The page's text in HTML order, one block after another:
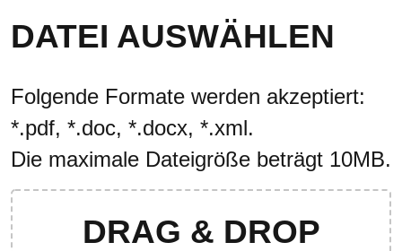
DATEI AUSWÄHLEN
Folgende Formate werden akzeptiert:
*.pdf, *.doc, *.docx, *.xml.
Die maximale Dateigröße beträgt 10MB.
DRAG & DROP